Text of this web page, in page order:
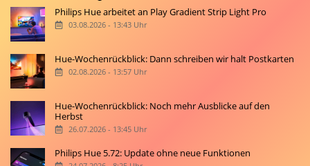
Philips Hue arbeitet an Play Gradient Strip Light Pro
03.08.2026 - 13:43 Uhr
Hue-Wochenrückblick: Dann schreiben wir halt Postkarten
02.08.2026 - 13:57 Uhr
Hue-Wochenrückblick: Noch mehr Ausblicke auf den
Herbst
26.07.2026 - 13:45 Uhr
Philips Hue 5.72: Update ohne neue Funktionen